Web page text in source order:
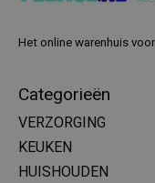
Het online warenhuis
Categorieën
VERZORGING
KEUKEN
HUISHOUDEN